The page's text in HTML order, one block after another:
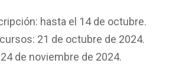
hasta el 14 de octubre.
21 de octubre de 2024.
24 de noviembre de 2024.